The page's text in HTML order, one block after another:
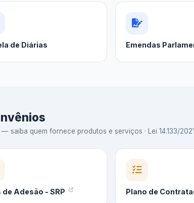
de Diárias Emendas
quem fornece produtos e serviços · Lei 14.133/2021
de Adesão - SRP Plano de